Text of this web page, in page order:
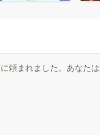
頼まれました。あなた